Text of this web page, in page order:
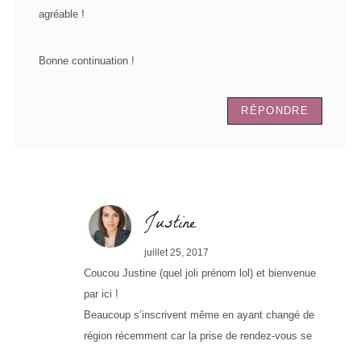
agréable !
Bonne continuation !
RÉPONDRE
Justine
juillet 25, 2017
Coucou Justine (quel joli prénom lol) et bienvenue
par ici !
Beaucoup s’inscrivent même en ayant changé de
région récemment car la prise de rendez-vous se